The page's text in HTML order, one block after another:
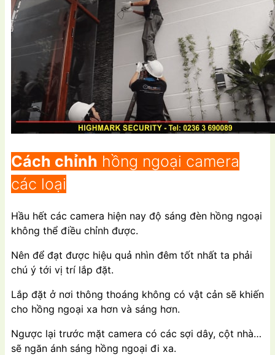
Cách chỉnh hồng ngoại camera
các loại
Hầu hết các camera hiện nay độ sáng đèn hồng ngoại
không thể điều chỉnh được.
Nên để đạt được hiệu quả nhìn đêm tốt nhất ta phải
chú ý tới vị trí lắp đặt.
Lắp đặt ở nơi thông thoáng không có vật cản sẽ khiến
cho hồng ngoại xa hơn và sáng hơn.
Ngược lại trước mặt camera có các sợi dây, cột nhà…
sẽ ngăn ánh sáng hồng ngoại đi xa.